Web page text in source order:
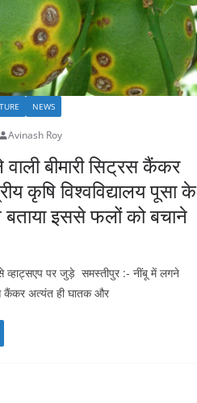
NEWS
Avinash Roy
बीमारी सिट्रस कैंकर
कृषि विश्वविद्यालय पूसा के
बताया इससे फलों को बचाने
व्हाट्सएप पर जुड़े समस्तीपुर :- नींबू में लगने
कैंकर अत्यंत ही घातक और